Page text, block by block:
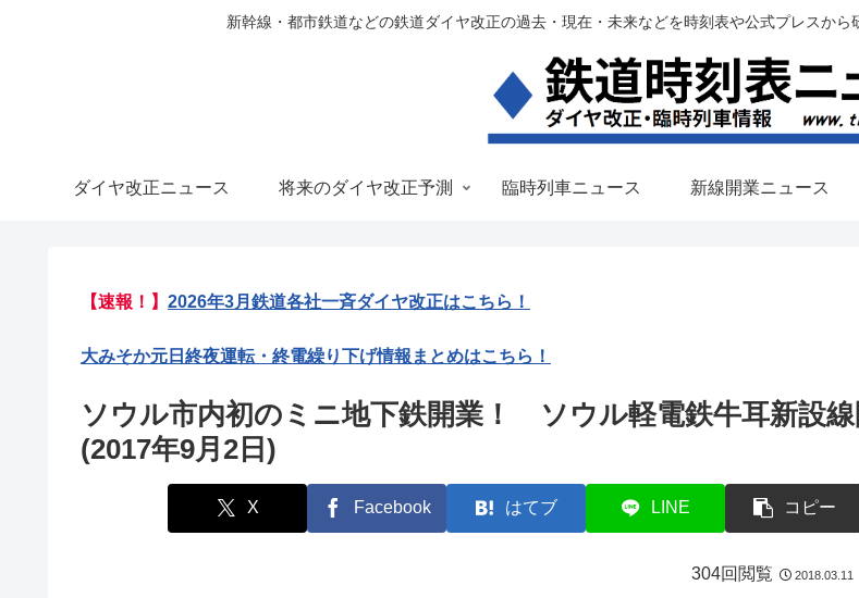
新幹線・都市鉄道などの鉄道ダイヤ改正の過去・現在・未来などを時刻表や公式プレスか
ダイヤ改正ニュース 将来のダイヤ改正予測 臨時列車ニュース 新線開業ニュース
【速報！】 2026年3月鉄道各社一斉ダイヤ改正はこちら！
大みそか元日終夜運転・終電繰り下げ情報まとめはこちら！
ソウル市内初のミニ地下鉄開業！ ソウル軽電鉄牛耳新設
(2017年9月2日)
X Facebook はてブ LINE コピー
304回閲覧 2018.03.11